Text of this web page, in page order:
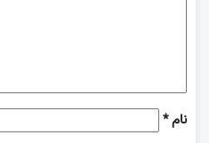
نام*